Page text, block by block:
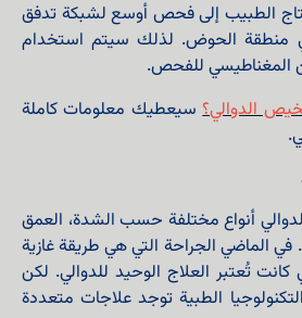
الطبيب إلى فحص أوسع لشبكة تدفق
في منطقة الحوض. لذلك سيتم استخدام
المغناطيسي للفحص.
الدوالي؟سيعطيك معلومات كاملة
أنواع مختلفة حسب الشدة، العمق
في الماضي الجراحة التي هي طريقة غازية
كانت تُعتبر العلاج الوحيد للدوالي. لكن
الطبية توجد علاجات متعددة